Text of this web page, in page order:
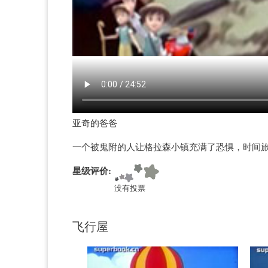
亚奇的爸爸
一个被鬼附的人让格拉森小镇充满了恐惧，时间
星级评价:
没有投票
飞行屋